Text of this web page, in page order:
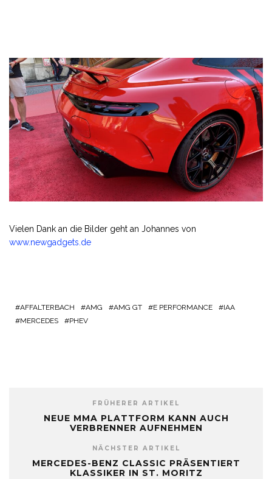
Vielen Dank an die Bilder geht an Johannes von
www.newgadgets.de
AFFALTERBACH AMG AMG GT E PERFORMANCE
IAA
MERCEDES
PHEV
FRÜHERER ARTIKEL
NEUE MMA PLATTFORM KANN AUCH
VERBRENNER AUFNEHMEN
NÄCHSTER ARTIKEL
MERCEDES-BENZ CLASSIC PRÄSENTIERT
KLASSIKER IN ST. MORITZ